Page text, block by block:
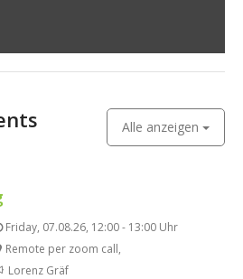
Alle anzeigen
Friday, 07.08.26, 12:00 - 13:00 Uhr
Remote per zoom call,
Lorenz Gräf